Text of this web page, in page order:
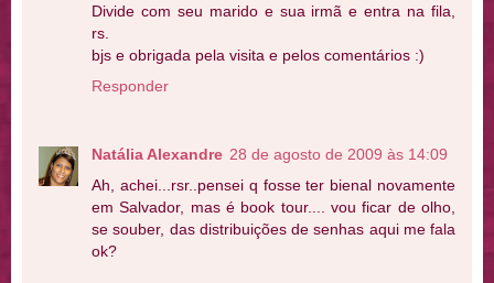
Divide com seu marido e sua irmã e entra na fila,
rs.
bjs e obrigada pela visita e pelos comentários :)
Responder
Natália Alexandre 28 de agosto de 2009 às 14:09
Ah, achei...rsr..pensei q fosse ter bienal novamente
em Salvador, mas é book tour.... vou ficar de olho,
se souber, das distribuições de senhas aqui me fala
ok?